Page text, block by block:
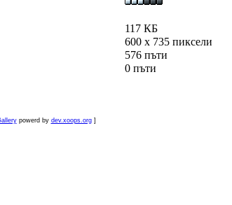
117 КБ
600 x 735 пиксели
576 пъти
0 пъти
powerd by dev.xoops.org]